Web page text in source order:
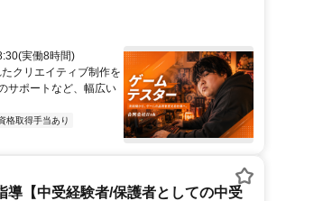
実働8時間)
クリエイティブ制作を
サポートなど、幅広い
格取得手当あり
導【中受経験者/保護者としての中受